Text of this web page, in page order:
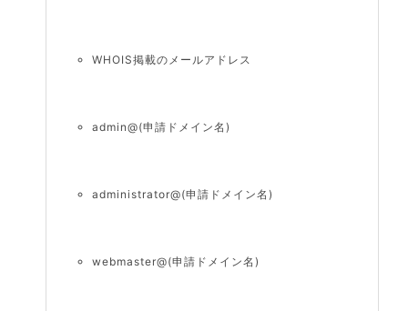
WHOIS掲載のメールアドレス
admin@(申請ドメイン名)
administrator@(申請ドメイン名)
webmaster@(申請ドメイン名)